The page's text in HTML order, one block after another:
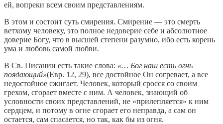
ей, вопреки всем своим представлениям.
В этом и состоит суть смирения. Смирение — это смерть
ветхому человеку, это полное недоверие себе и абсолютное
доверие Богу, что в высшей степени разумно, ибо есть корень
ума и любовь самой любви.
В Св. Писании есть такие слова: «… Бог наш есть огнь
поядающий»(Евр. 12, 29), все достойное Он согревает, а все
недостойное сжигает. Человек, который сросся со своим
грехом, сгорает вместе с ним. А человек, знающий об
условности своих представлений, не «прилепляется» к ним
сердцем, и потому в огне сгорает его неправда, а сам он
остается, сам спасается, но так, как бы из огня.